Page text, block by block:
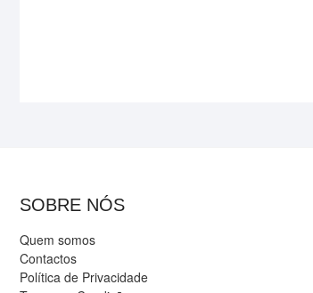
SOBRE NÓS
Quem somos
Contactos
Política de Privacidade